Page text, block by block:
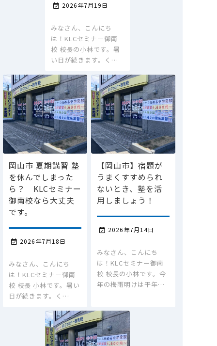
 2026年7月19日
みなさん、こんにち
は！KLCセミナー御南
校 校長の小林です。暑
い日が続きます。く…
岡山市 夏期講習 塾
を休んでしまった
ら？ KLCセミナー
御南校なら大丈夫
です。
 2026年7月18日
みなさん、こんにち
は！KLCセミナー御南
校 校長 小林です。暑い
日が続きます。く…
【岡山市】宿題が
うまくすすめられ
ないとき、塾を活
用しましょう！
 2026年7月14日
みなさん、こんにち
は！KLCセミナー御南
校 校長の小林です。今
年の梅雨明けは平年…